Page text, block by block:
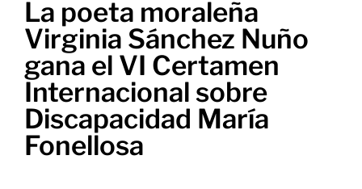
La poeta moraleña
Virginia Sánchez Nuño
gana el VI Certamen
Internacional sobre
Discapacidad María
Fonellosa